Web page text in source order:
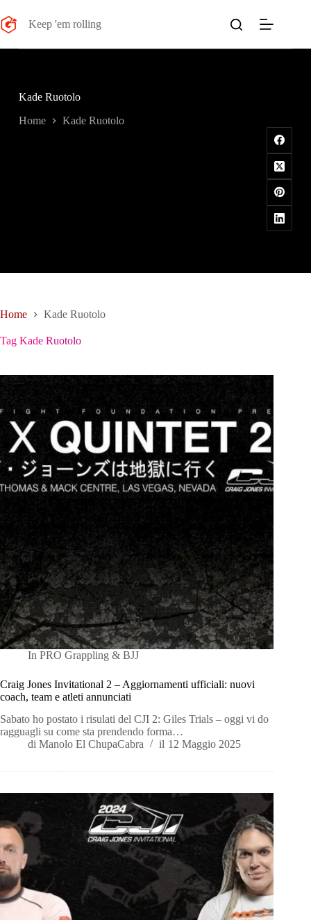
al
contenuto
Keep 'em rolling
Kade Ruotolo
Home Kade Ruotolo
Home Kade Ruotolo
Tag Kade Ruotolo
In PRO Grappling & BJJ
Craig Jones Invitational 2 – Aggiornamenti ufficiali: nuovi
coach, team e atleti annunciati
Sabato ho postato i risulati del CJI 2: Giles Trials – oggi vi do
ragguagli su come sta prendendo forma…
di Manolo El ChupaCabra il 12 Maggio 2025